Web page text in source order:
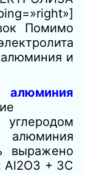
Помимо
и
алюминия
выражено
Аl2O3 + 3С